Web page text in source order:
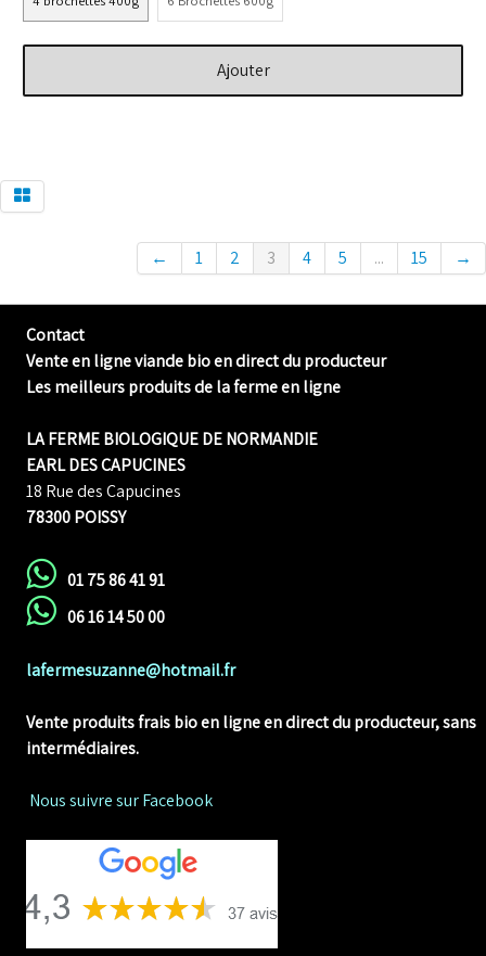
Ajouter
← 1 2 3 4 5 ... 15 →
Contact
Vente en ligne viande bio en direct du producteur
Les meilleurs produits de la ferme en ligne
LA FERME BIOLOGIQUE DE NORMANDIE
EARL DES CAPUCINES
18 Rue des Capucines
78300 POISSY
01 75 86 41 91
06 16 14 50 00
lafermesuzanne@hotmail.fr
Vente produits frais bio en ligneen direct du producteur, sans
intermédiaires.
Nous suivre sur Facebook